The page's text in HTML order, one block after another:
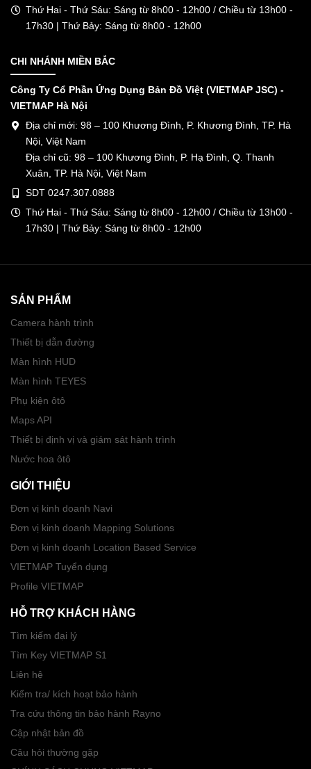
Thứ Hai - Thứ Sáu: Sáng từ 8h00 - 12h00 / Chiều từ 13h00 -
17h30 | Thứ Bảy: Sáng từ 8h00 - 12h00
CHI NHÁNH MIỀN BẮC
Công Ty Cổ Phần Ứng Dụng Bản Đồ Việt (VIETMAP JSC) -
VIETMAP Hà Nội
Địa chỉ mới: 98 – 100 Khương Đình, P. Khương Đình, TP. Hà
Nội, Việt Nam
Địa chỉ cũ: 98 – 100 Khương Đình, P. Hạ Đình, Q. Thanh
Xuân, TP. Hà Nội, Việt Nam
SDT 0247.307.0888
Thứ Hai - Thứ Sáu: Sáng từ 8h00 - 12h00 / Chiều từ 13h00 -
17h30 | Thứ Bảy: Sáng từ 8h00 - 12h00
SẢN PHẨM
Camera hành trình
Thiết bị dẫn đường
Màn hình HUD
Màn hình TEYES
Phụ kiện ôtô
Maps API
Thiết bị định vị và giám sát hành trình
Nước hoa ôtô
GIỚI THIỆU
Đơn vị kinh doanh Navi
Đơn vị kinh doanh Mapping Solutions
Đơn vị kinh doanh Location Based Service
VIETMAP Tuyển dụng
Profile VIETMAP
HỖ TRỢ KHÁCH HÀNG
Tìm kiếm đại lý
Tìm Key VIETMAP S1
Liên hệ
Kiểm tra/ kích hoạt bảo hành
Tra cứu thông tin bảo hành Rayno
Cập nhật bản đồ
Câu hỏi thường gặp